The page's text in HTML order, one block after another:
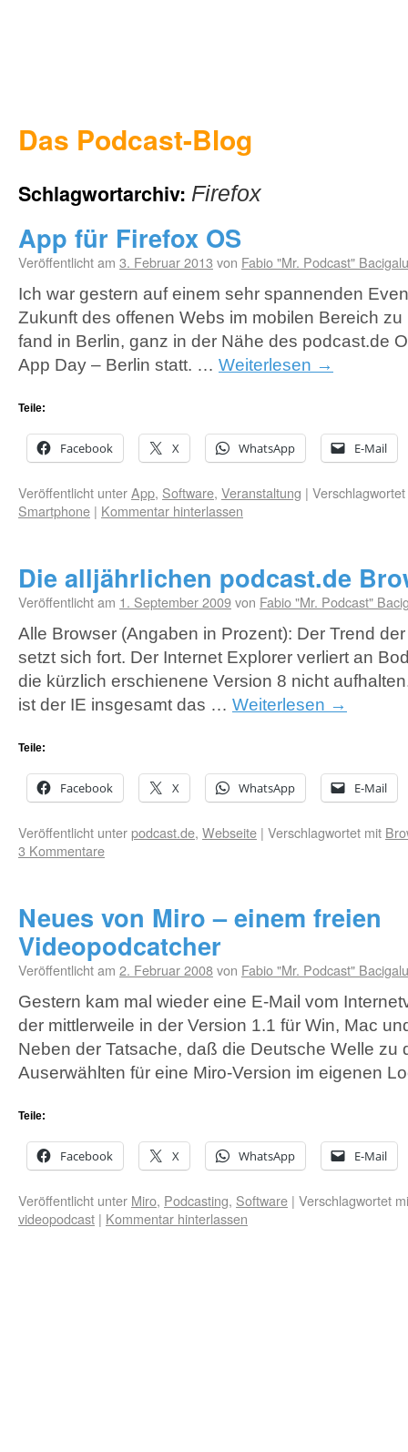
Das Podcast-Blog
Schlagwortarchiv: Firefox
App für Firefox OS
Veröffentlicht am 3. Februar 2013 von Fabio "Mr. Podcast"
Ich war gestern auf einem sehr spannenden
Zukunft des offenen Webs im mobilen Bereich
fand in Berlin, ganz in der Nähe des podcast.de
App Day – Berlin statt. … Weiterlesen →
Teile:
Facebook X WhatsApp E-Mail
Veröffentlicht unterApp, Software, Veranstaltung |
Smartphone | Kommentar hinterlassen
Die alljährlichen podcast.de
Veröffentlicht am 1. September 2009von Fabio "Mr. Podcast"
Alle Browser (Angaben in Prozent): Der Trend
setzt sich fort. Der Internet Explorer verliert an
die kürzlich erschienene Version 8 nicht
ist der IE insgesamt das … Weiterlesen →
Teile:
Facebook X WhatsApp E-Mail
Veröffentlicht unterpodcast.de, Webseite | Verschlagwortet mit
3 Kommentare
Neues von Miro – einem freien
Videopodcatcher
Veröffentlicht am 2. Februar 2008von Fabio "Mr. Podcast"
Gestern kam mal wieder eine E-Mail vom
der mittlerweile in der Version 1.1 für Win, Mac
Neben der Tatsache, daß die Deutsche Welle zu
Auserwählten für eine Miro-Version im eigenen
Teile:
Facebook X WhatsApp E-Mail
Veröffentlicht unter Miro, Podcasting, Software | Verschlagwortet
videopodcast | Kommentar hinterlassen